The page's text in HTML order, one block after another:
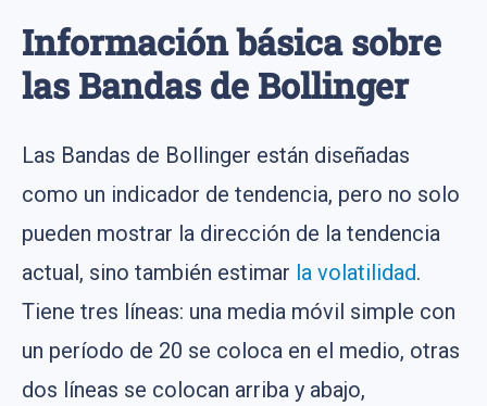
Información básica sobre
las Bandas de Bollinger
Las Bandas de Bollinger están diseñadas
como un indicador de tendencia, pero no solo
pueden mostrar la dirección de la tendencia
actual, sino también estimar la volatilidad.
Tiene tres líneas: una media móvil simple con
un período de 20 se coloca en el medio, otras
dos líneas se colocan arriba y abajo,